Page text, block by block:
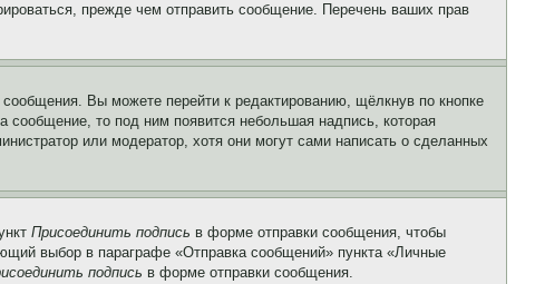
прежде чем отправить сообщение. Перечень ваших прав
Вы можете перейти к редактированию, щёлкнув по кнопке
сообщение, то под ним появится небольшая надпись, которая
или модератор, хотя они могут сами написать о сделанных
Присоединить подпись в форме отправки сообщения, чтобы
выбор в параграфе «Отправка сообщений» пункта «Личные
подпись в форме отправки сообщения.